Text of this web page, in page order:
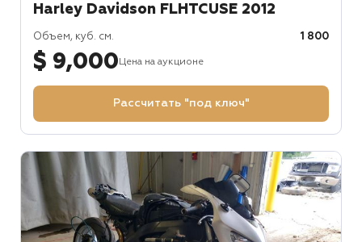
Harley Davidson FLHTCUSE 2012
Объем, куб. см. 1 800
$ 9,000Цена на аукционе
Рассчитать "под ключ"